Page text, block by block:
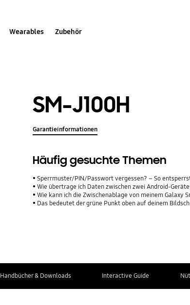
Wearables Zubehör
SM-J100H
Garantieinformationen
Häufig gesuchte Themen
Sperrmuster/PIN/Passwort vergessen? – So
Wie übertrage ich Daten zwischen zwei Android-
Wie kann ich die Zwischenablage von meinem Galaxy
Das bedeutet der grüne Punkt oben auf deinem
Handbücher & Downloads Interactive Guide